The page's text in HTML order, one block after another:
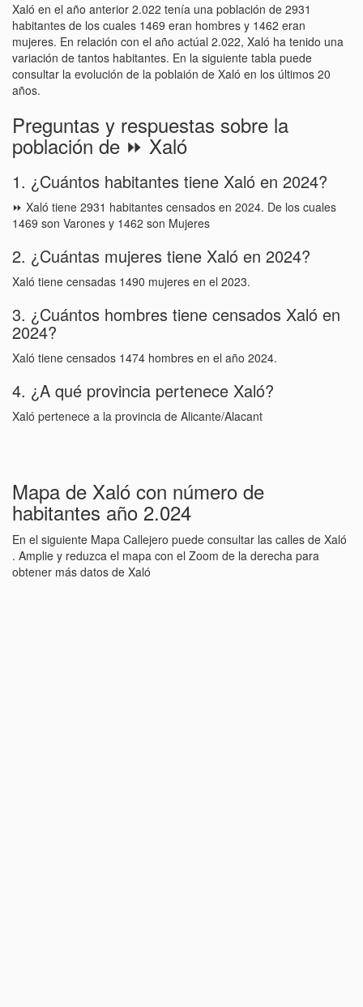
Xaló en el año anterior 2.022 tenía una población de 2931
habitantes de los cuales 1469 eran hombres y 1462 eran
mujeres. En relación con el año actúal 2.022, Xaló ha tenido una
variación de tantos habitantes. En la siguiente tabla puede
consultar la evolución de la poblaión de Xaló en los últimos 20
años.
Preguntas y respuestas sobre la
población de ⏩ Xaló
1. ¿Cuántos habitantes tiene Xaló en 2024?
⏩ Xaló tiene 2931 habitantes censados en 2024. De los cuales
1469 son Varones y 1462 son Mujeres
2. ¿Cuántas mujeres tiene Xaló en 2024?
Xaló tiene censadas 1490 mujeres en el 2023.
3. ¿Cuántos hombres tiene censados Xaló en
2024?
Xaló tiene censados 1474 hombres en el año 2024.
4. ¿A qué provincia pertenece Xaló?
Xaló pertenece a la provincia de Alicante/Alacant
Mapa de Xaló con número de
habitantes año 2.024
En el siguiente Mapa Callejero puede consultar las calles de Xaló
. Amplie y reduzca el mapa con el Zoom de la derecha para
obtener más datos de Xaló